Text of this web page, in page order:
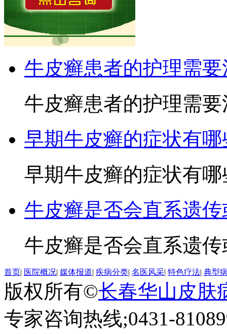
牛皮癣患者的护理需要
牛皮癣患者的护理需
早期牛皮癣的症状有哪
早期牛皮癣的症状有
牛皮癣是否会直系遗传
牛皮癣是否会直系遗
首页| 医院概况| 媒体报道| 疾病分类| 名医风采| 特色疗法| 典型
版权所有©长春华山皮肤
专家咨询热线;0431-